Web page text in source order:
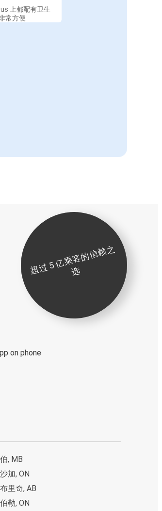
上都配有卫生
常方便
超
过
5
亿
乘
客
的
信
赖
之
选
, MB
加, ON
里奇, AB
勒, ON